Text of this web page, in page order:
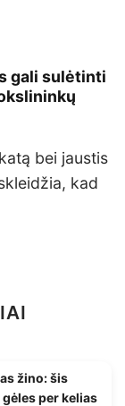
gali sulėtinti
bei jaustis
kad
žino: šis
per kelias